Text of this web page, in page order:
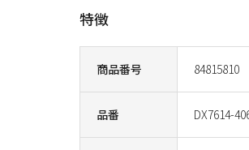
商品番号 84815810
品番 DX7614-
特徴